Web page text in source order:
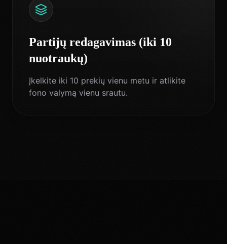
Partijų redagavimas (iki 10
nuotraukų)
Įkelkite iki 10 prekių vienu metu ir atlikite
fono valymą vienu srautu.